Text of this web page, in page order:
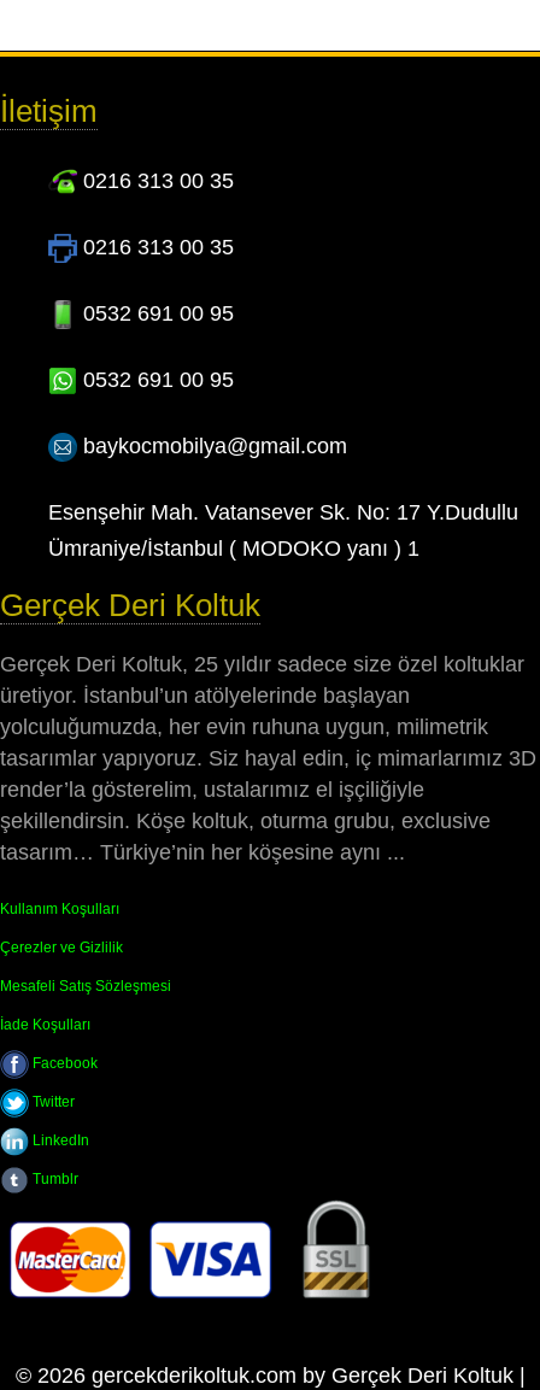
İletişim
0216 313 00 35
0216 313 00 35
0532 691 00 95
0532 691 00 95
baykocmobilya@gmail.com
Esenşehir Mah. Vatansever Sk. No: 17 Y.Dudullu
Ümraniye/İstanbul ( MODOKO yanı ) 1
Gerçek Deri Koltuk
Gerçek Deri Koltuk, 25 yıldır sadece size özel koltuklar
üretiyor. İstanbul’un atölyelerinde başlayan
yolculuğumuzda, her evin ruhuna uygun, milimetrik
tasarımlar yapıyoruz. Siz hayal edin, iç mimarlarımız 3D
render’la gösterelim, ustalarımız el işçiliğiyle
şekillendirsin. Köşe koltuk, oturma grubu, exclusive
tasarım… Türkiye’nin her köşesine aynı ...
Kullanım Koşulları
Çerezler ve Gizlilik
Mesafeli Satış Sözleşmesi
İade Koşulları
Facebook
Twitter
LinkedIn
Tumblr
© 2026 gercekderikoltuk.com by Gerçek Deri Koltuk |